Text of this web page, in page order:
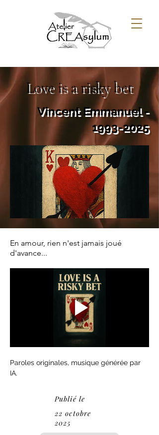
Love is a risky bet
Vincent Emmanuel -
1993-2025
En amour, rien n'est jamais joué
d'avance...
Paroles originales, musique générée par
IA.
Publié le
22 octobre
2025